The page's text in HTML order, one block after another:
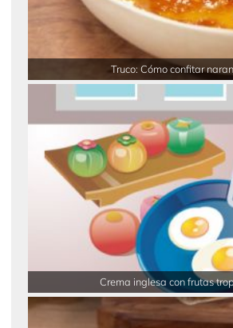
Truco: Cómo confitar
Crema inglesa con frutas